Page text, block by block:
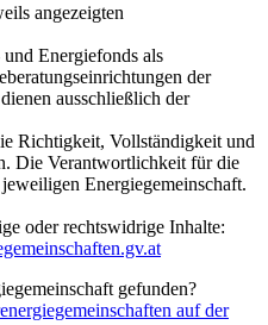
angezeigten
Energiefonds als
der
ausschließlich der
Richtigkeit, Vollständigkeit und
Die Verantwortlichkeit für die
Energiegemeinschaft.
oder rechtswidrige Inhalte:
gefunden?
auf der